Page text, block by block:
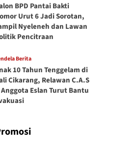
BPD Pantai Bakti
Urut 6 Jadi Sorotan,
Nyeleneh dan Lawan
Pencitraan
Berita
10 Tahun Tenggelam di
Cikarang, Relawan C.A.S
Eslan Turut Bantu